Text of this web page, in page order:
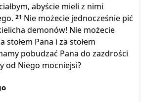
abyście mieli z nimi
21 Nie możecie jednocześnie pić
demonów! Nie możecie
stołem Pana i za stołem
pobudzać Pana do zazdrości
od Niego mocniejsi?